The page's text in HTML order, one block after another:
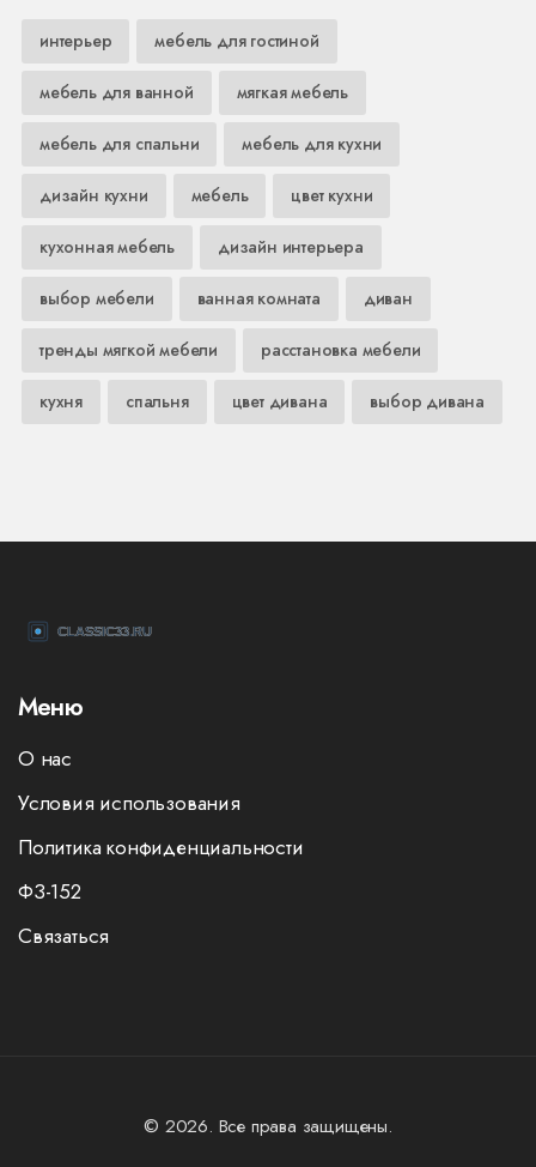
интерьер мебель для гостиной
мебель для ванной мягкая мебель
мебель для спальни мебель для кухни
дизайн кухни мебель цвет кухни
кухонная мебель дизайн интерьера
выбор мебели ванная комната диван
тренды мягкой мебели расстановка мебели
кухня спальня цвет дивана выбор дивана
Меню
О нас
Условия использования
Политика конфиденциальности
ФЗ-152
Связаться
© 2026. Все права защищены.